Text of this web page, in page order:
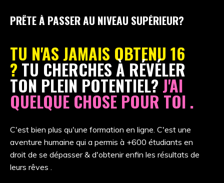
PRÊTE À PASSER AU NIVEAU SUPÉRIEUR?
TU N'AS JAMAIS OBTENU 16
?TU CHERCHES À RÉVÉLER
TON PLEIN POTENTIEL?J'AI
QUELQUE CHOSE POUR TOI .
C'est bien plus qu'une formation en ligne. C'est une
aventure humaine qui a permis à +600 étudiants en
droit de se dépasser & d'obtenir enfin les résultats de
leurs rêves .